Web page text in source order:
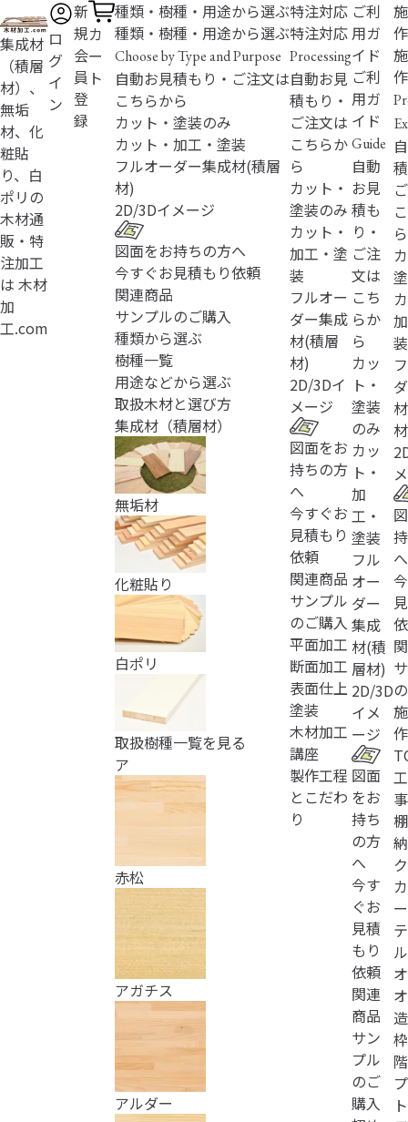
集成材
（積層
材）、
無垢
材、化
粧貼
り、白
ポリの
木材通
販・特
注加工
は 木材
加
工.com
ロ
グ
イ
ン
新
規
会
員
登
録
カ
ー
ト
種類・樹種・用途から選ぶ
種類・樹種・用途から選ぶ
Choose by Type and Purpose
自動お見積もり・ご注文は
こちらから
カット・塗装のみ
カット・加工・塗装
フルオーダー集成材(積層
材)
2D/3Dイメージ
図面をお持ちの方へ
今すぐお見積もり依頼
関連商品
サンプルのご購入
種類から選ぶ
樹種一覧
用途などから選ぶ
取扱木材と選び方
集成材（積層材）
無垢材
化粧貼り
白ポリ
取扱樹種一覧を見る
ア
赤松
アガチス
アルダー
特注対応
特注対応
Processing
自動お見
積もり・
ご注文は
こちらか
ら
カット・
塗装のみ
カット・
加工・塗
装
フルオー
ダー集成
材(積層
材)
2D/3Dイ
メージ
図面をお
持ちの方
へ
今すぐお
見積もり
依頼
関連商品
サンプル
のご購入
平面加工
断面加工
表面仕上
塗装
木材加工
講座
製作工程
とこだわ
り
ご利
用ガ
イド
ご利
用ガ
イド
Guide
自動
お見
積も
り・
ご注
文は
こち
らか
ら
カッ
ト・
塗装
のみ
カッ
ト・
加
工・
塗装
フル
オー
ダー
集成
材(積
層材)
2D/3D
イメ
ージ
図面
をお
持ち
の方
へ
今す
ぐお
見積
もり
依頼
関連
商品
サン
プル
のご
購入
ら
装
へ
ク